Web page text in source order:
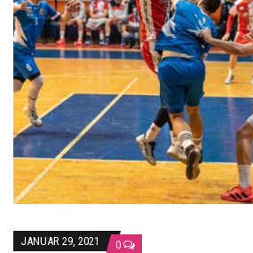
JANUAR 29, 2021 0